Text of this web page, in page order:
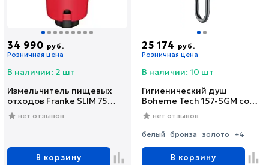
34 990 руб.
Розничная цена
В наличии: 2 шт
Измельчитель пищевых
отходов Franke SLIM 75
(134.0715.096)
нет отзывов
В корзину
25 174 руб.
Розничная цена
В наличии: 10 шт
Гигиенический душ
Boheme Tech 157-SGM со
смесителем, С
ВНУТРЕННЕЙ ЧАСТЬЮ,
shine gun metal
нет отзывов
белый бронза золото +4
В корзину